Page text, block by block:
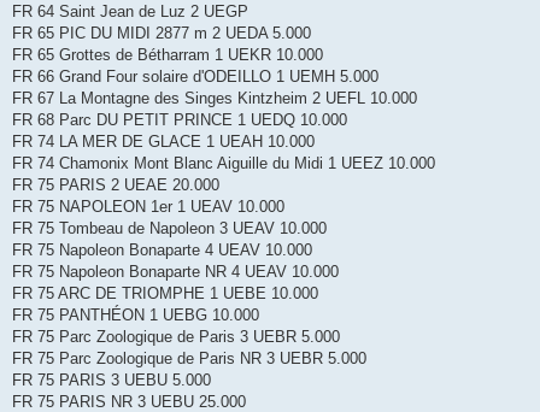
FR 64 Saint Jean de Luz 2 UEGP
FR 65 PIC DU MIDI 2877 m 2 UEDA 5.000
FR 65 Grottes de Bétharram 1 UEKR 10.000
FR 66 Grand Four solaire d'ODEILLO 1 UEMH 5.000
FR 67 La Montagne des Singes Kintzheim 2 UEFL 10.000
FR 68 Parc DU PETIT PRINCE 1 UEDQ 10.000
FR 74 LA MER DE GLACE 1 UEAH 10.000
FR 74 Chamonix Mont Blanc Aiguille du Midi 1 UEEZ 10.000
FR 75 PARIS 2 UEAE 20.000
FR 75 NAPOLEON 1er 1 UEAV 10.000
FR 75 Tombeau de Napoleon 3 UEAV 10.000
FR 75 Napoleon Bonaparte 4 UEAV 10.000
FR 75 Napoleon Bonaparte NR 4 UEAV 10.000
FR 75 ARC DE TRIOMPHE 1 UEBE 10.000
FR 75 PANTHÉON 1 UEBG 10.000
FR 75 Parc Zoologique de Paris 3 UEBR 5.000
FR 75 Parc Zoologique de Paris NR 3 UEBR 5.000
FR 75 PARIS 3 UEBU 5.000
FR 75 PARIS NR 3 UEBU 25.000